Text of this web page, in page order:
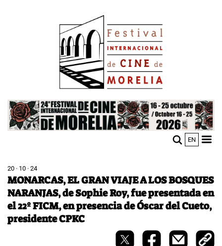
Image
EN
20 · 10 · 24
MONARCAS, EL GRAN VIAJE A LOS BOSQUES
NARANJAS, de Sophie Roy, fue presentada en
el 22º FICM, en presencia de Óscar del Cueto,
presidente CPKC